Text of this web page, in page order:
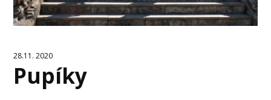
28.11. 2020
Pupíky